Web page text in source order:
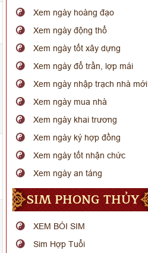
Xem ngày hoàng đạo
Xem ngày động thổ
Xem ngày tốt xây dựng
Xem ngày đổ trần, lợp mái
Xem ngày nhập trạch nhà mới
Xem ngày mua nhà
Xem ngày khai trương
Xem ngày ký hợp đồng
Xem ngày tốt nhận chức
Xem ngày an táng
SIM PHONG THỦY
XEM BÓI SIM
Sim Hợp Tuổi